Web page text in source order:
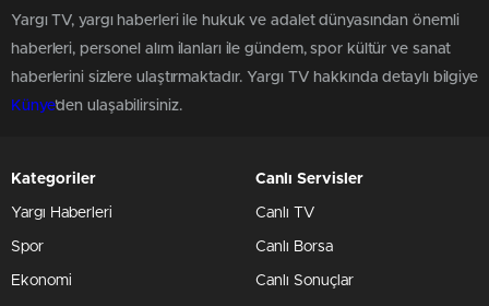
Yargı TV, yargı haberleri ile hukuk ve adalet dünyasından önemli
haberleri, personel alım ilanları ile gündem, spor kültür ve sanat
haberlerini sizlere ulaştırmaktadır. Yargı TV hakkında detaylı bilgiye
Künye'den ulaşabilirsiniz.
Kategoriler
Yargı Haberleri
Spor
Ekonomi
Canlı Servisler
Canlı TV
Canlı Borsa
Canlı Sonuçlar